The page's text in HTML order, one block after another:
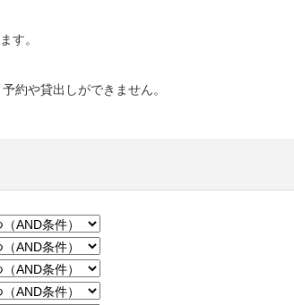
す。
約や貸出しができません。